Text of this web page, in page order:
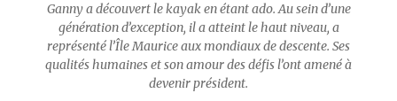
Ganny a découvert le kayak en étant ado. Au sein d’une
génération d’exception, il a atteint le haut niveau, a
représenté l’Île Maurice aux mondiaux de descente. Ses
qualités humaines et son amour des défis l’ont amené à
devenir président.